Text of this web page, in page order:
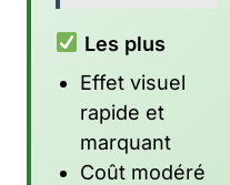
Les plus
Effet visuel
rapide et
marquant
Coût modéré